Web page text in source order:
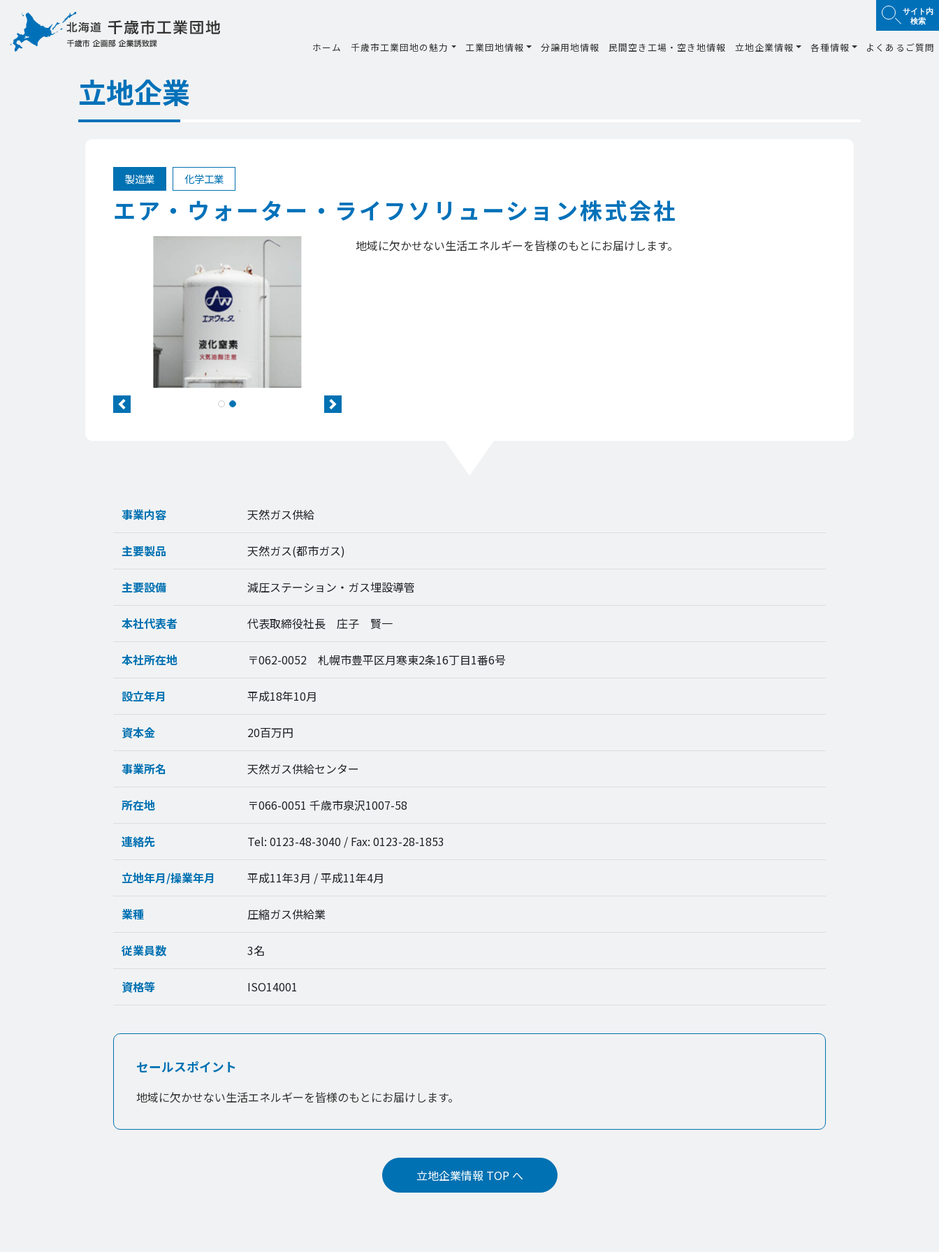
サイト内
検索
ホーム 千歳市工業団地の魅力 工業団地情報 分譲用地情報 民間空き工場・空き地情報 立地企業情報 各種情報 よくあるご質問
立地企業
製造業 化学工業
エア・ウォーター・ライフソリューション株式会社
Previous Next
地域に欠かせない生活エネルギーを皆様のもとにお届けします。
事業内容 天然ガス供給
主要製品 天然ガス(都市ガス)
主要設備 減圧ステーション・ガス埋設導管
本社代表者 代表取締役社長 庄子 賢一
本社所在地 〒062-0052 札幌市豊平区月寒東2条16丁目1番6号
設立年月 平成18年10月
資本金 20百万円
事業所名 天然ガス供給センター
所在地 〒066-0051 千歳市泉沢1007-58
連絡先 Tel: 0123-48-3040 / Fax: 0123-28-1853
立地年月/操業年月 平成11年3月 / 平成11年4月
業種 圧縮ガス供給業
従業員数 3名
資格等 ISO14001
セールスポイント
地域に欠かせない生活エネルギーを皆様のもとにお届けします。
立地企業情報 TOP へ